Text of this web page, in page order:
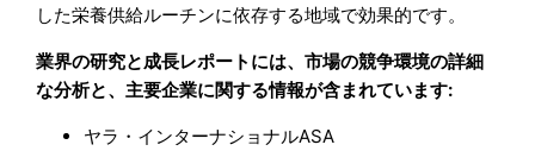
した栄養供給ルーチンに依存する地域で効果的です。
業界の研究と成長レポートには、市場の競争環境の詳細
な分析と、主要企業に関する情報が含まれています:
ヤラ・インターナショナルASA